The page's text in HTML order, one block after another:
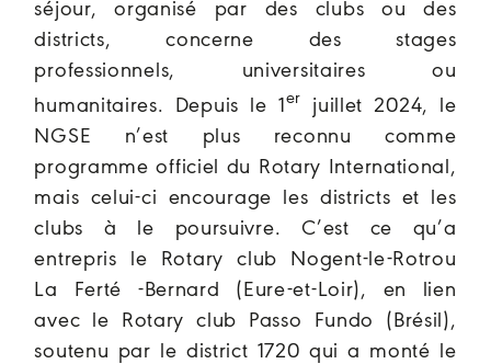
séjour, organisé par des clubs ou des
districts, concerne des stages
professionnels, universitaires ou
humanitaires. Depuis le 1 er
juillet 2024, le
NGSE n’est plus reconnu comme
programme officiel du Rotary International,
mais celui-ci encourage les districts et les
clubs à le poursuivre. C’est ce qu’a
entrepris le Rotary club Nogent-le-Rotrou
La Ferté -Bernard (Eure-et-Loir), en lien
avec le Rotary club Passo Fundo (Brésil),
soutenu par le district 1720 qui a monté le